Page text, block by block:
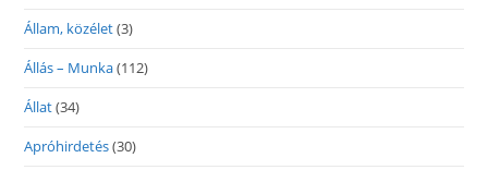
Állam, közélet(3)
Állás – Munka(112)
Állat(34)
Apróhirdetés(30)